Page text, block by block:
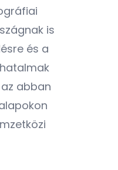
is
és a
abban